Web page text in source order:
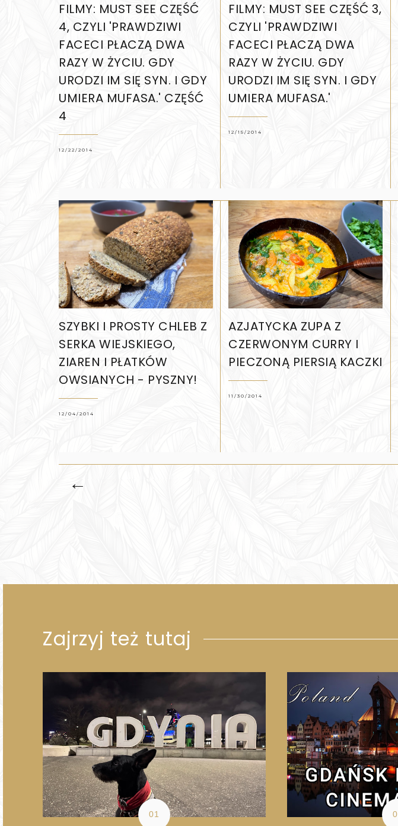
FILMY: MUST SEE CZĘŚĆ
4, CZYLI 'PRAWDZIWI
FACECI PŁACZĄ DWA
RAZY W ŻYCIU. GDY
URODZI IM SIĘ SYN. I GDY
UMIERA MUFASA.' CZĘŚĆ
4
12/22/2014
FILMY: MUST SEE CZĘŚĆ 3,
CZYLI 'PRAWDZIWI
FACECI PŁACZĄ DWA
RAZY W ŻYCIU. GDY
URODZI IM SIĘ SYN. I GDY
UMIERA MUFASA.'
12/15/2014
SZYBKI I PROSTY CHLEB Z
SERKA WIEJSKIEGO,
ZIAREN I PŁATKÓW
OWSIANYCH - PYSZNY!
12/04/2014
AZJATYCKA ZUPA Z
CZERWONYM CURRY I
PIECZONĄ PIERSIĄ KACZKI
11/30/2014
←
Zajrzyj też tutaj